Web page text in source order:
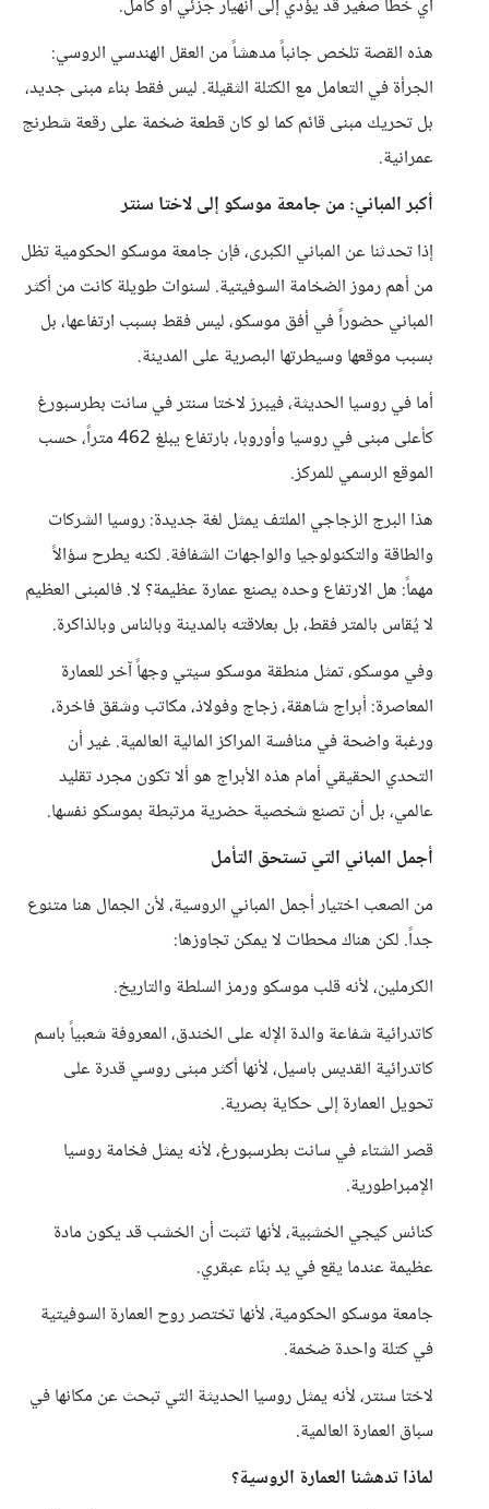
أي خطأ صغير قد يؤدي إلى انهيار جزئي أو كامل.
هذه القصة تلخص جانباً مدهشاً من العقل الهندسي الروسي:
الجرأة في التعامل مع الكتلة الثقيلة. ليس فقط بناء مبنى جديد،
بل تحريك مبنى قائم كما لو كان قطعة ضخمة على رقعة شطرنج
عمرانية.
أكبر المباني: من جامعة موسكو إلى لاختا سنتر
إذا تحدثنا عن المباني الكبرى، فإن جامعة موسكو الحكومية تظل
من أهم رموز الضخامة السوفيتية. لسنوات طويلة كانت من أكثر
المباني حضوراً في أفق موسكو، ليس فقط بسبب ارتفاعها، بل
بسبب موقعها وسيطرتها البصرية على المدينة.
أما في روسيا الحديثة، فيبرز لاختا سنتر في سانت بطرسبورغ
كأعلى مبنى في روسيا وأوروبا، بارتفاع يبلغ 462 متراً، حسب
الموقع الرسمي للمركز.
هذا البرج الزجاجي الملتف يمثل لغة جديدة: روسيا الشركات
والطاقة والتكنولوجيا والواجهات الشفافة. لكنه يطرح سؤالاً
مهماً: هل الارتفاع وحده يصنع عمارة عظيمة؟ لا. فالمبنى العظيم
لا يُقاس بالمتر فقط، بل بعلاقته بالمدينة وبالناس وبالذاكرة.
وفي موسكو، تمثل منطقة موسكو سيتي وجهاً آخر للعمارة
المعاصرة: أبراج شاهقة، زجاج وفولاذ، مكاتب وشقق فاخرة،
ورغبة واضحة في منافسة المراكز المالية العالمية. غير أن
التحدي الحقيقي أمام هذه الأبراج هو ألا تكون مجرد تقليد
عالمي، بل أن تصنع شخصية حضرية مرتبطة بموسكو نفسها.
أجمل المباني التي تستحق التأمل
من الصعب اختيار أجمل المباني الروسية، لأن الجمال هنا متنوع
جداً. لكن هناك محطات لا يمكن تجاوزها:
الكرملين، لأنه قلب موسكو ورمز السلطة والتاريخ.
كاتدرائية شفاعة والدة الإله على الخندق، المعروفة شعبياً باسم
كاتدرائية القديس باسيل، لأنها أكثر مبنى روسي قدرة على
تحويل العمارة إلى حكاية بصرية.
قصر الشتاء في سانت بطرسبورغ، لأنه يمثل فخامة روسيا
الإمبراطورية.
كنائس كيجي الخشبية، لأنها تثبت أن الخشب قد يكون مادة
عظيمة عندما يقع في يد بنّاء عبقري.
جامعة موسكو الحكومية، لأنها تختصر روح العمارة السوفيتية
في كتلة واحدة ضخمة.
لاختا سنتر، لأنه يمثل روسيا الحديثة التي تبحث عن مكانها في
سباق العمارة العالمية.
لماذا تدهشنا العمارة الروسية؟